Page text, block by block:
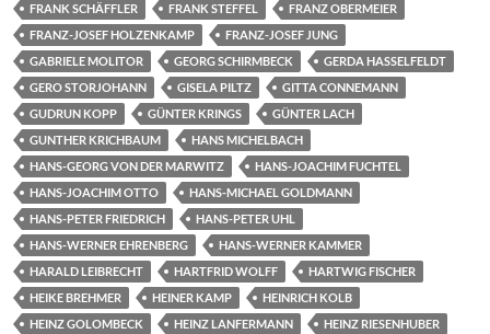
FRANK SCHÄFFLER
FRANK STEFFEL
FRANZ OBERMEIER
FRANZ-JOSEF HOLZENKAMP
FRANZ-JOSEF JUNG
GABRIELE MOLITOR
GEORG SCHIRMBECK
GERDA HASSELFELDT
GERO STORJOHANN
GISELA PILTZ
GITTA CONNEMANN
GUDRUN KOPP
GÜNTER KRINGS
GÜNTER LACH
GUNTHER KRICHBAUM
HANS MICHELBACH
HANS-GEORG VON DER MARWITZ
HANS-JOACHIM FUCHTEL
HANS-JOACHIM OTTO
HANS-MICHAEL GOLDMANN
HANS-PETER FRIEDRICH
HANS-PETER UHL
HANS-WERNER EHRENBERG
HANS-WERNER KAMMER
HARALD LEIBRECHT
HARTFRID WOLFF
HARTWIG FISCHER
HEIKE BREHMER
HEINER KAMP
HEINRICH KOLB
HEINZ GOLOMBECK
HEINZ LANFERMANN
HEINZ RIESENHUBER